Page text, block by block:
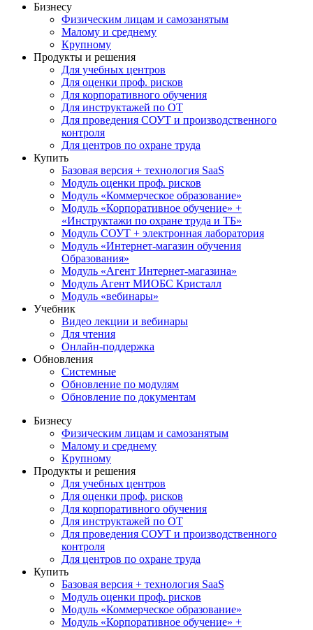
Бизнесу
Физическим лицам и самозанятым
Малому и среднему
Крупному
Продукты и решения
Для учебных центров
Для оценки проф. рисков
Для корпоративного обучения
Для инструктажей по ОТ
Для проведения СОУТ и производственного
контроля
Для центров по охране труда
Купить
Базовая версия + технология SaaS
Модуль оценки проф. рисков
Модуль «Коммерческое образование»
Модуль «Корпоративное обучение» +
«Инструктажи по охране труда и ТБ»
Модуль СОУТ + электронная лаборатория
Модуль «Интернет-магазин обучения
Образования»
Модуль «Агент Интернет-магазина»
Модуль Агент МИОБС Кристалл
Модуль «вебинары»
Учебник
Видео лекции и вебинары
Для чтения
Онлайн-поддержка
Обновления
Системные
Обновление по модулям
Обновление по документам
Бизнесу
Физическим лицам и самозанятым
Малому и среднему
Крупному
Продукты и решения
Для учебных центров
Для оценки проф. рисков
Для корпоративного обучения
Для инструктажей по ОТ
Для проведения СОУТ и производственного
контроля
Для центров по охране труда
Купить
Базовая версия + технология SaaS
Модуль оценки проф. рисков
Модуль «Коммерческое образование»
Модуль «Корпоративное обучение» +